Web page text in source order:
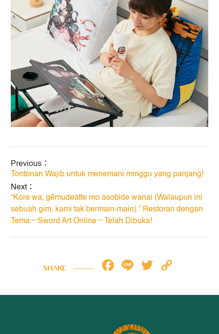
Previous：
Tontonan Wajib untuk menemani minggu yang panjang!
Next：
“Kore wa, gēmudeatte mo asobide wanai (Walaupun ini
sebuah gim, kami tak bermain-main).” Restoran dengan
Tema－Sword Art Online－Telah Dibuka!
SHARE Facebook
LineTwitter